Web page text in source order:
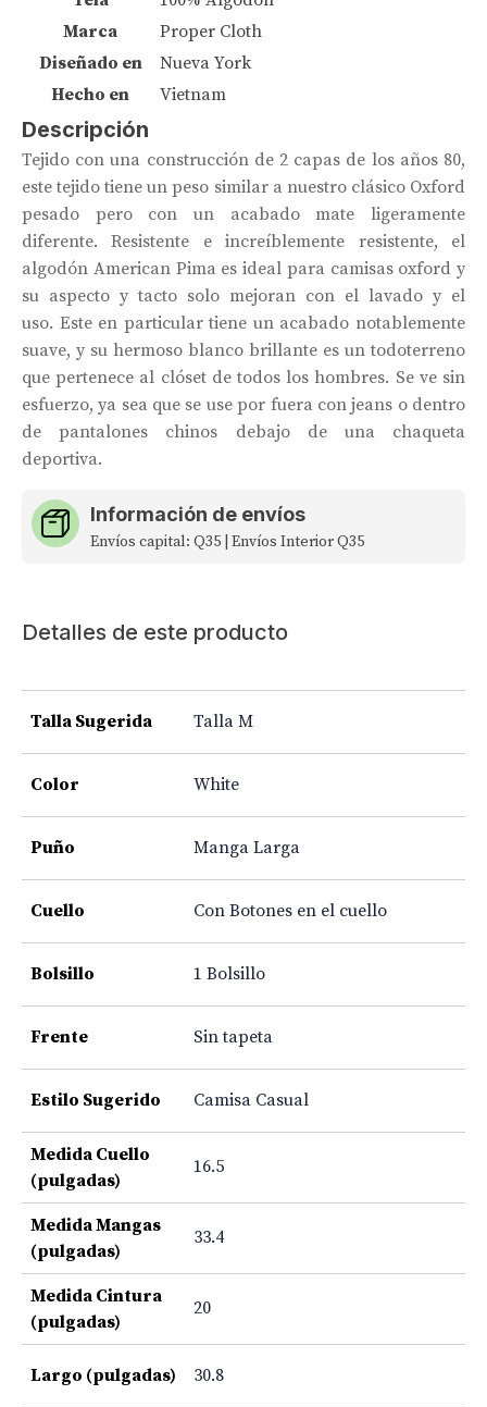
Marca
Proper Cloth
Diseñado en
Nueva York
Hecho en
Vietnam
Descripción
Tejido con una construcción de 2 capas de los años 80,
este tejido tiene un peso similar a nuestro clásico Oxford
pesado pero con un acabado mate ligeramente
diferente. Resistente e increíblemente resistente, el
algodón American Pima es ideal para camisas oxford y
su aspecto y tacto solo mejoran con el lavado y el
uso. Este en particular tiene un acabado notablemente
suave, y su hermoso blanco brillante es un todoterreno
que pertenece al clóset de todos los hombres. Se ve sin
esfuerzo, ya sea que se use por fuera con jeans o dentro
de pantalones chinos debajo de una chaqueta
deportiva.
Información de envíos
Envíos capital: Q35 | Envíos Interior Q35
Detalles de este producto
Talla Sugerida Talla M
Color White
Puño Manga Larga
Cuello Con Botones en el cuello
Bolsillo 1 Bolsillo
Frente Sin tapeta
Estilo Sugerido Camisa Casual
Medida Cuello
(pulgadas)
16.5
Medida Mangas
(pulgadas)
33.4
Medida Cintura
(pulgadas)
20
Largo (pulgadas) 30.8